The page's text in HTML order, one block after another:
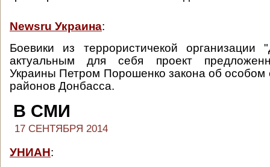
Newsru Украина:
Боевики из террористичекой
актуальным для себя проект
Украины Петром Порошенко закона об особом
районов Донбасса.
В СМИ
17 СЕНТЯБРЯ 2014
УНИАН: